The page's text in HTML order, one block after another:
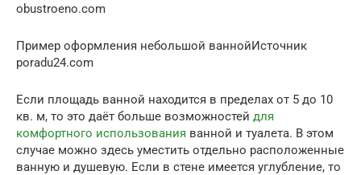
obustroeno.com
Пример оформления небольшой ваннойИсточник
poradu24.com
Если площадь ванной находится в пределах от 5 до 10
кв. м, то это даёт больше возможностей для
комфортного использования ванной и туалета. В этом
случае можно здесь уместить отдельно расположенные
ванную и душевую. Если в стене имеется углубление, то